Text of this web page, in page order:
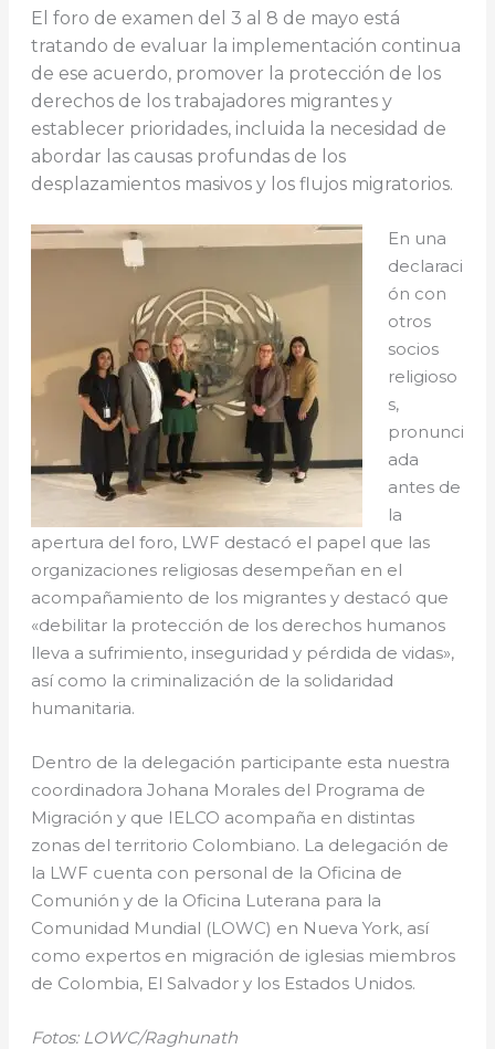
El foro de examen del 3 al 8 de mayo está
tratando de evaluar la implementación continua
de ese acuerdo, promover la protección de los
derechos de los trabajadores migrantes y
establecer prioridades, incluida la necesidad de
abordar las causas profundas de los
desplazamientos masivos y los flujos migratorios.
En una
declaraci
ón con
otros
socios
religioso
s,
pronunci
ada
antes de
la
apertura del foro, LWF destacó el papel que las
organizaciones religiosas desempeñan en el
acompañamiento de los migrantes y destacó que
«debilitar la protección de los derechos humanos
lleva a sufrimiento, inseguridad y pérdida de vidas»,
así como la criminalización de la solidaridad
humanitaria.
Dentro de la delegación participante esta nuestra
coordinadora Johana Morales del Programa de
Migración y que IELCO acompaña en distintas
zonas del territorio Colombiano. La delegación de
la LWF cuenta con personal de la Oficina de
Comunión y de la Oficina Luterana para la
Comunidad Mundial (LOWC) en Nueva York, así
como expertos en migración de iglesias miembros
de Colombia, El Salvador y los Estados Unidos.
Fotos: LOWC/Raghunath